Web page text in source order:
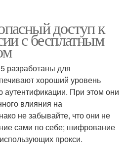
доступ к
с бесплатным
разработаны для
хороший уровень
аутентификации. При этом они
влияния на
не забывайте, что они не
сами по себе; шифрование
прокси.